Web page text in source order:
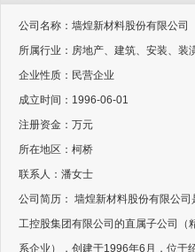
公司名称：墙煌新材料股份有限公司
所属行业：房地产、建筑、安装、装
企业性质：民营企业
成立时间：1996-06-01
注册资金：万元
所在地区：柯桥
联系人：潘女士
公司简历： 墙煌新材料股份有限公司
工控股集团有限公司的直属子公司（
系企业），创建于1996年6月，位于